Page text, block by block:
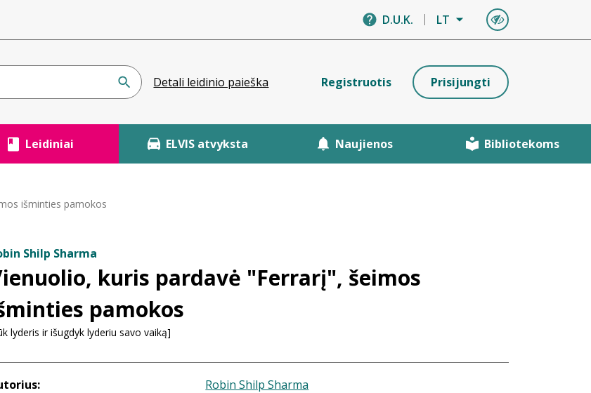
D.U.K. LT
Detali leidinio paieška Registruotis Prisijungti
Leidiniai ELVIS atvyksta Naujienos Bibliotekoms
išminties pamokos
Shilp Sharma
kuris pardavė "Ferrarį", šeimos
pamokos
lyderis ir išugdyk lyderiu savo vaiką]
Robin Shilp Sharma